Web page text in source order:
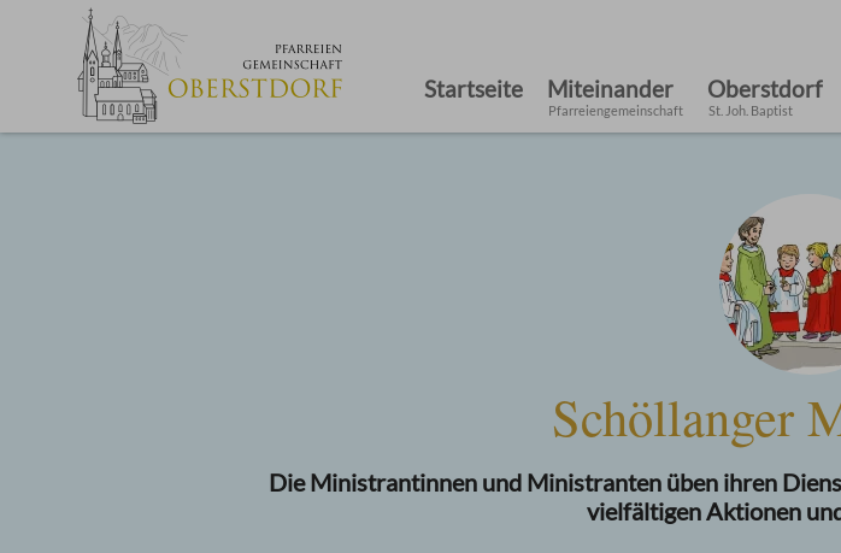
Startseite Miteinander
Pfarreiengemeinschaft
Oberstdorf
St. Joh. Baptist
Schöllanger
Die Ministrantinnen und Ministranten üben ihren
vielfältigen Aktionen